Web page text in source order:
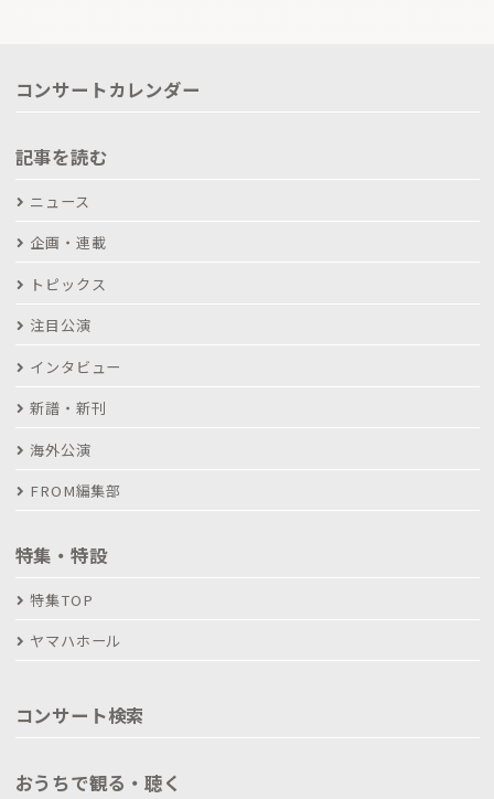
コンサートカレンダー
記事を読む
ニュース
企画・連載
トピックス
注目公演
インタビュー
新譜・新刊
海外公演
FROM編集部
特集・特設
特集TOP
ヤマハホール
コンサート検索
おうちで観る・聴く